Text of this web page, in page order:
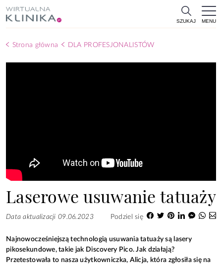
SZUKAJ MENU
Strona główna DLA PROFESJONALISTÓW
Laserowe usuwanie tatuaży
Data aktualizacji 09.06.2023 Podziel się
Najnowocześniejszą technologią usuwania tatuaży są lasery
pikosekundowe, takie jak Discovery Pico. Jak działają?
Przetestowała to nasza użytkowniczka, Alicja, która zgłosiła się na